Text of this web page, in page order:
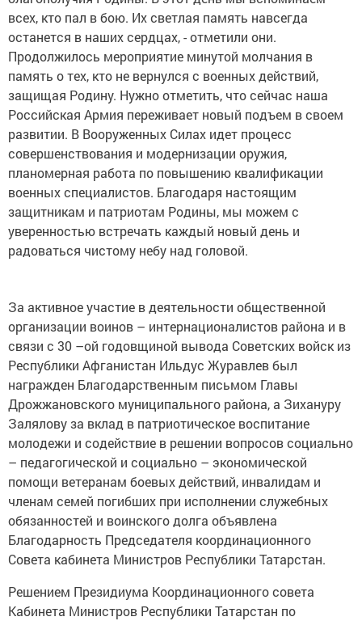
всех, кто пал в бою. Их светлая память навсегда
останется в наших сердцах, - отметили они.
Продолжилось мероприятие минутой молчания в
память о тех, кто не вернулся с военных действий,
защищая Родину. Нужно отметить, что сейчас наша
Российская Армия переживает новый подъем в своем
развитии. В Вооруженных Силах идет процесс
совершенствования и модернизации оружия,
планомерная работа по повышению квалификации
военных специалистов. Благодаря настоящим
защитникам и патриотам Родины, мы можем с
уверенностью встречать каждый новый день и
радоваться чистому небу над головой.
За активное участие в деятельности общественной
организации воинов – интернационалистов района и в
связи с 30 –ой годовщиной вывода Советских войск из
Республики Афганистан Ильдус Журавлев был
награжден Благодарственным письмом Главы
Дрожжановского муниципального района, а Зихануру
Залялову за вклад в патриотическое воспитание
молодежи и содействие в решении вопросов социально
– педагогической и социально – экономической
помощи ветеранам боевых действий, инвалидам и
членам семей погибших при исполнении служебных
обязанностей и воинского долга объявлена
Благодарность Председателя координационного
Совета кабинета Министров Республики Татарстан.
Решением Президиума Координационного совета
Кабинета Министров Республики Татарстан по